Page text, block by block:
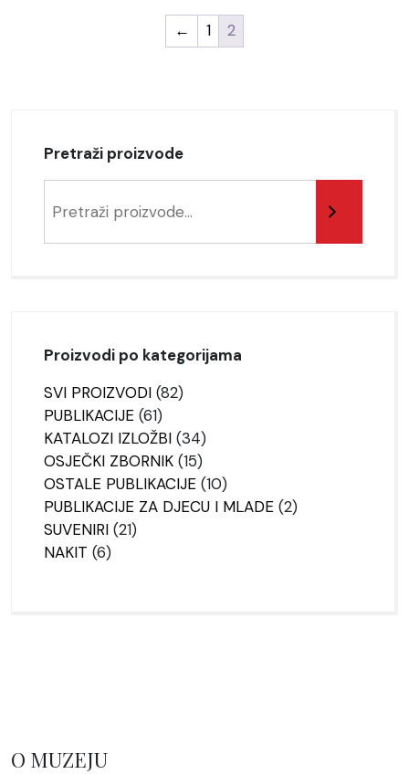
Pretraži proizvode
Proizvodi po kategorijama
SVI PROIZVODI 8282
PUBLIKACIJE 6161
proizvod
KATALOZI IZLOŽBI 3434
proizvoda
OSJEČKI ZBORNIK 1515
proizvoda
OSTALE PUBLIKACIJE 1010
proizvoda
PUBLIKACIJE ZA DJECU I MLADE 22
SUVENIRI 2121
NAKIT 66
← 1 2
O MUZEJU